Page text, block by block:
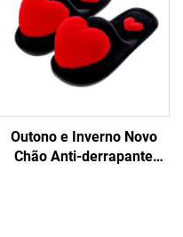
Outono e Inverno Novo
Chão Anti-derrapante